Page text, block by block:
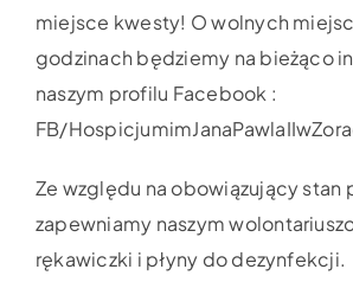
miejsce kwesty! O wolnych
godzinach będziemy na bieżąco
naszym profilu Facebook :
FB/
Ze względu na obowiązujący stan
zapewniamy naszym
rękawiczki i płyny do dezynfekcji.